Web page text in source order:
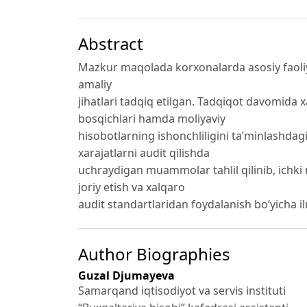
Abstract
Mazkur maqolada korxonalarda asosiy
amaliy
jihatlari tadqiq etilgan. Tadqiqot davomida
bosqichlari hamda moliyaviy
hisobotlarning ishonchliligini
xarajatlarni audit qilishda
uchraydigan muammolar tahlil qilinib,
joriy etish va xalqaro
audit standartlaridan foydalanish bo‘yicha
Author Biographies
Guzal Djumayeva
Samarqand iqtisodiyot va servis instituti